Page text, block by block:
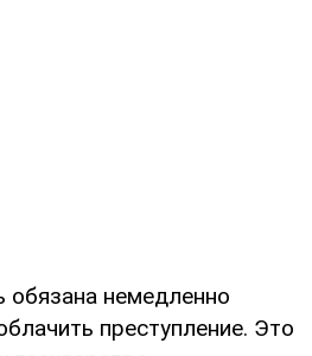
обязана немедленно
преступление. Это